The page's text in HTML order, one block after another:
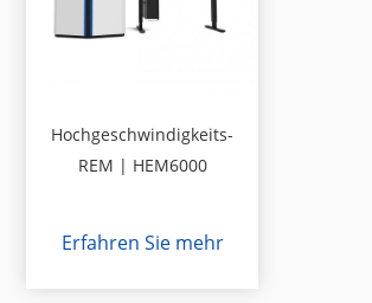
Hochgeschwindigkeits-
REM | HEM6000
Erfahren Sie mehr